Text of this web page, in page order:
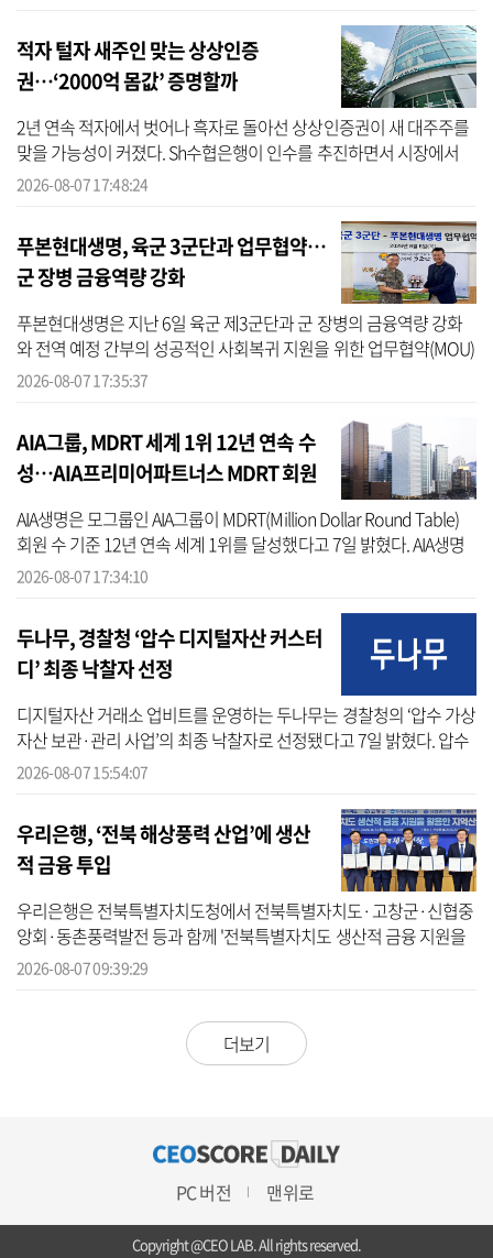
적자 털자 새주인 맞는 상상인증
권…‘2000억 몸값’ 증명할까
2년 연속 적자에서 벗어나 흑자로 돌아선 상상인증권이 새 대주주를
맞을 가능성이 커졌다. Sh수협은행이 인수를 추진하면서 시장에서
800억원 수준으로 평가받던 기업가치가 최근 2000억원 안팎까지 거
2026-08-07 17:48:24
푸본현대생명, 육군 3군단과 업무협약…
군 장병 금융역량 강화
푸본현대생명은 지난 6일 육군 제3군단과 군 장병의 금융역량 강화
와 전역 예정 간부의 성공적인 사회복귀 지원을 위한 업무협약(MOU)
을 체결했다고 7일 밝혔다. 푸본현대생명에 따르면 이번 협약식은 육
2026-08-07 17:35:37
AIA그룹, MDRT 세계 1위 12년 연속 수
성…AIA프리미어파트너스 MDRT 회원
수 34.2% ↑
AIA생명은 모그룹인 AIA그룹이 MDRT(Million Dollar Round Table)
회원 수 기준 12년 연속 세계 1위를 달성했다고 7일 밝혔다. AIA생명
에 따르면 AIA그룹의 올해 MDRT 회원 수는 총 1만6228명이다.
2026-08-07 17:34:10
두나무, 경찰청 ‘압수 디지털자산 커스터
디’ 최종 낙찰자 선정
디지털자산 거래소 업비트를 운영하는 두나무는 경찰청의 ‘압수 가상
자산 보관·관리 사업’의 최종 낙찰자로 선정됐다고 7일 밝혔다. 압수
한 디지털자산의 안전한 보관과 효율적인 관리 체계 구축을 목적으로
2026-08-07 15:54:07
우리은행, ‘전북 해상풍력 산업’에 생산
적 금융 투입
우리은행은 전북특별자치도청에서 전북특별자치도·고창군·신협중
앙회·동촌풍력발전 등과 함께 '전북특별자치도 생산적 금융 지원을
활용한 지역산업 발전 협약(MOU)'을 체결했다고 7일 밝혔다. 우리은
2026-08-07 09:39:29
더보기
PC 버전 맨위로
Copyright @CEO LAB. All rights reserved.